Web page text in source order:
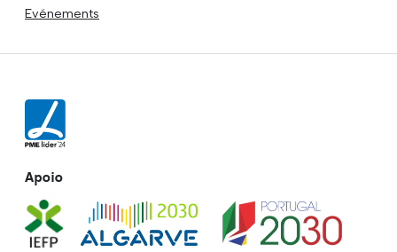
Evénements
Apoio